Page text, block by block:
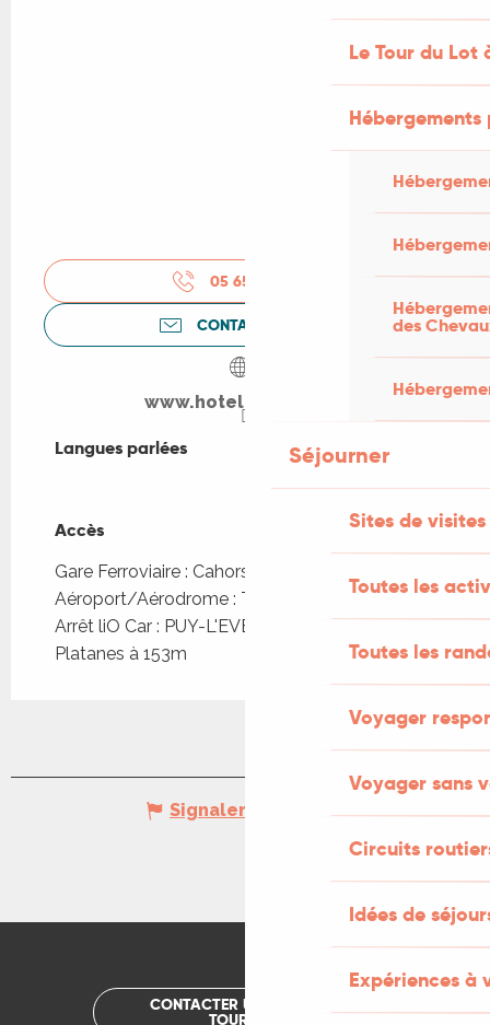
Le Tour du Lot
des
Séjourner
Sites de visites
Toutes les
Toutes les
Voyager
Voyager sans
Circuits
Idées de
Expériences à
05 65 21 32
CONTACTEZ-NOUS
www.hotel-henry.com
Langues parlées
Langues parlées
Accès
Accès
Gare Ferroviaire : Cahors à 35km
Aéroport/Aérodrome : Toulouse à 135km
Arrêt liO Car : PUY-L'EVEQUE - Place des
Platanes à 153m
Signaler une erreur
CONTACTER UN OFFICE DE
TOURISME